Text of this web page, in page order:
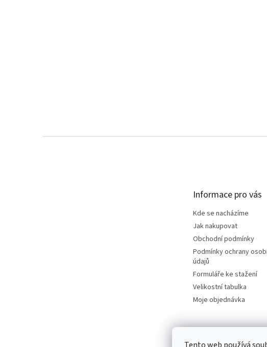
Informace pro vás
Kde se nacházíme
Jak nakupovat
Obchodní podmínky
Podmínky ochrany
údajů
Formuláře ke stažení
Velikostní tabulka
Moje objednávka